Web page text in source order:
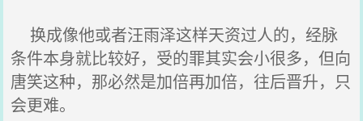
换成像他或者汪雨泽这样天资过人的，经脉
条件本身就比较好，受的罪其实会小很多，但向
唐笑这种，那必然是加倍再加倍，往后晋升，只
会更难。